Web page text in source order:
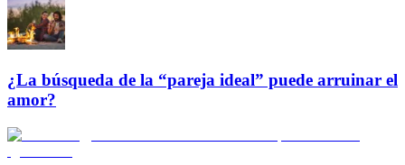
¿La búsqueda de la “pareja ideal” puede arruinar el
amor?